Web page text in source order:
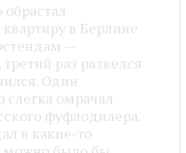
в Берлине
—
раз развелся
Один
омрачал
фуфлодилера.
в какие‑то